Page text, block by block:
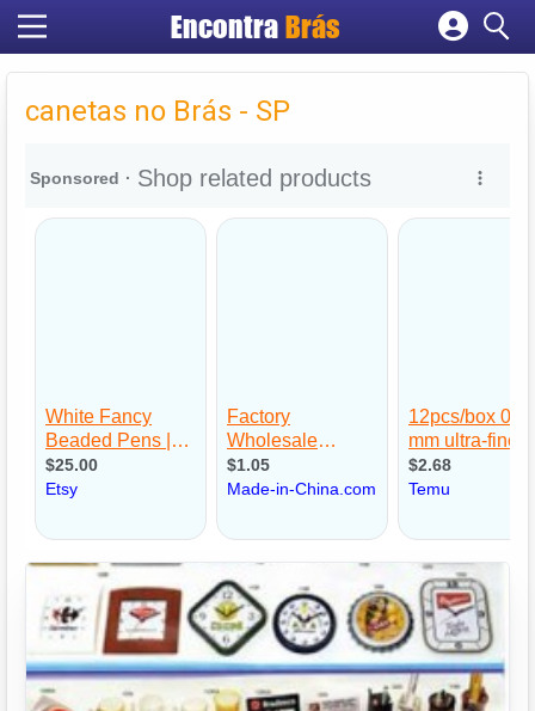
Encontra Brás
Cadastrar empresa
Criar conta
canetas no Brás - SP